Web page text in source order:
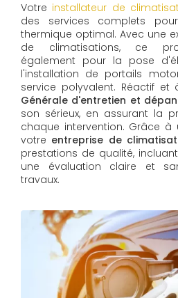
Votre installateur de
des services complets
thermique optimal. Avec une
de climatisations, ce
également pour la pose
l'installation de portails
service polyvalent. Réactif et
Générale d'entretien et
son sérieux, en assurant la
chaque intervention. Grâce à
votre entreprise de
prestations de qualité,
une évaluation claire et
travaux.